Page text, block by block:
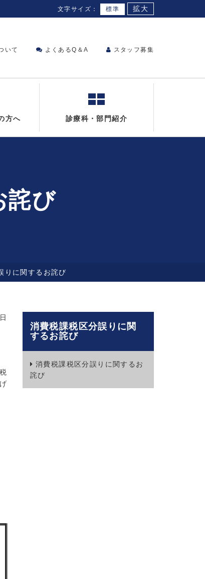
文字サイズ： 標準 拡大
いて よくあるQ＆A スタッフ募集
方へ 診療科・部門紹介
詫び
りに関するお詫び
消費税課税区分誤りに関
するお詫び
消費税課税区分誤りに関するお
詫び